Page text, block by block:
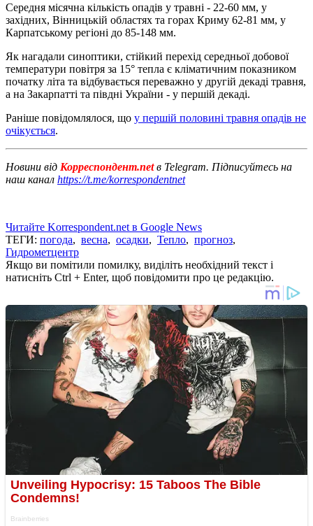
Середня місячна кількість опадів у травні - 22-60 мм, у
західних, Вінницькій областях та горах Криму 62-81 мм, у
Карпатському регіоні до 85-148 мм.
Як нагадали синоптики, стійкий перехід середньої добової
температури повітря за 15° тепла є кліматичним показником
початку літа та відбувається переважно у другій декаді травня,
а на Закарпатті та півдні України - у першій декаді.
Раніше повідомлялося, що у першій половині травня опадів не
очікується.
Новини від Корреспондент.netв Telegram. Підписуйтесь на
наш канал https://t.me/korrespondentnet
Читайте Korrespondent.net в Google News
ТЕГИ: погода, весна, осадки, Тепло, прогноз,
Гидрометцентр
Якщо ви помітили помилку, виділіть необхідний текст і
натисніть Ctrl + Enter, щоб повідомити про це редакцію.